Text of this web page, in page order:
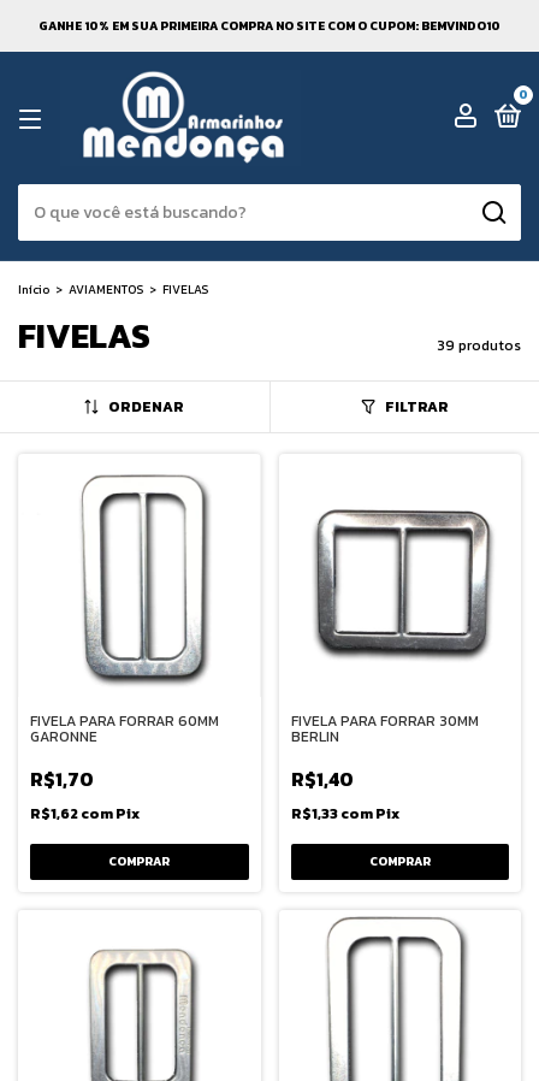
GANHE 10% EM SUA PRIMEIRA COMPRA NO SITE COM O CUPOM: BEMVINDO10
0
Início > AVIAMENTOS > FIVELAS
FIVELAS 39 produtos
ORDENAR FILTRAR
FIVELA PARA FORRAR 60MM
GARONNE
R$1,70
R$1,62comPix
FIVELA PARA FORRAR 30MM
BERLIN
R$1,40
R$1,33comPix